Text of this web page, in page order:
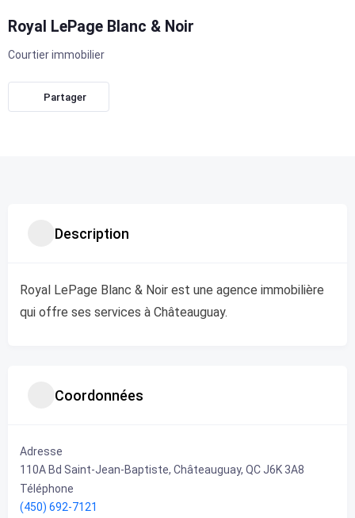
Royal LePage Blanc & Noir
Courtier immobilier
Partager
Description
Royal LePage Blanc & Noir est une agence immobilière
qui offre ses services à Châteauguay.
Coordonnées
Adresse
110A Bd Saint-Jean-Baptiste, Châteauguay, QC J6K 3A8
Téléphone
(450) 692-7121